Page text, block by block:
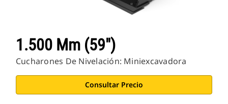
1.500 Mm (59")
Cucharones De Nivelación: Miniexcavadora
Consultar Precio